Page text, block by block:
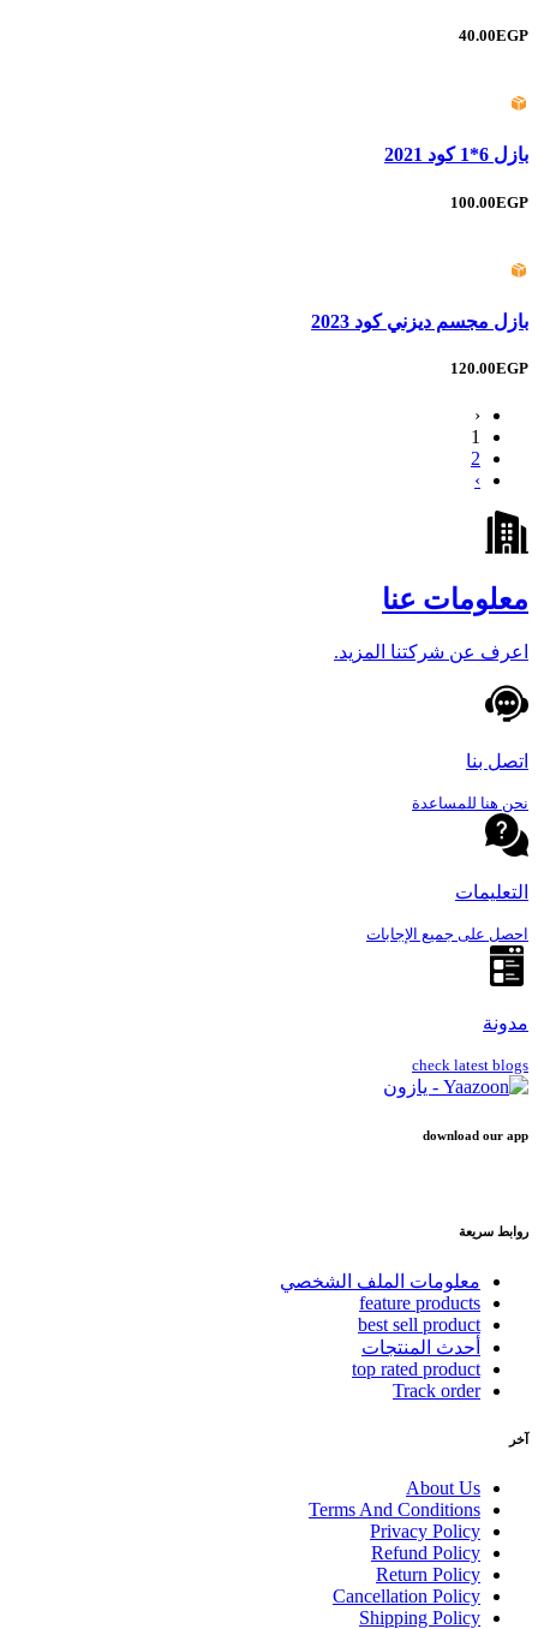
40.00EGP
بازل 6*1 كود 2021
100.00EGP
بازل مجسم ديزني كود 2023
120.00EGP
‹
1
2
›
معلومات عنا
اعرف عن شركتنا المزيد.
اتصل بنا
نحن هنا للمساعدة
التعليمات
احصل على جميع الإجابات
مدونة
check latest blogs
download our app
روابط سريعة
معلومات الملف الشخصي
feature products
best sell product
أحدث المنتجات
top rated product
Track order
آخر
About Us
Terms And Conditions
Privacy Policy
Refund Policy
Return Policy
Cancellation Policy
Shipping Policy